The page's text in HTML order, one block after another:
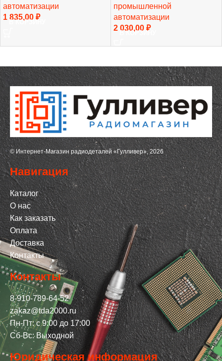
автоматизации
1 835,00 ₽
В КОРЗИНУ
промышленной
автоматизации
2 030,00 ₽
В КОРЗИНУ
© Интернет-Магазин радиодеталей «Гулливер», 2026
Навигация
Каталог
О нас
Как заказать
Оплата
Доставка
Контакты
Контакты
8-910-789-64-52
zakaz@tda2000.ru
Пн-Пт: с 9:00 до 17:00
Сб-Вс: Выходной
Юридическая информация